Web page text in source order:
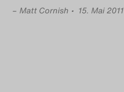
– Matt Cornish • 15. Mai 2011